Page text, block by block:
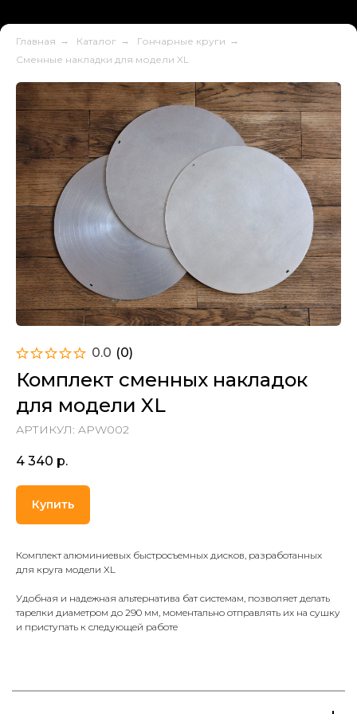
Главная → Каталог → Гончарные круги →
Сменные накладки для модели XL
0.0 (0)
Комплект сменных накладок
для модели XL
АРТИКУЛ: APW002
4 340 р.
Купить
Комплект алюминиевых быстросъемных дисков, разработанных
для круга модели XL
Удобная и надежная альтернатива бат системам, позволяет делать
тарелки диаметром до 290 мм, моментально отправлять их на сушку
и приступать к следующей работе